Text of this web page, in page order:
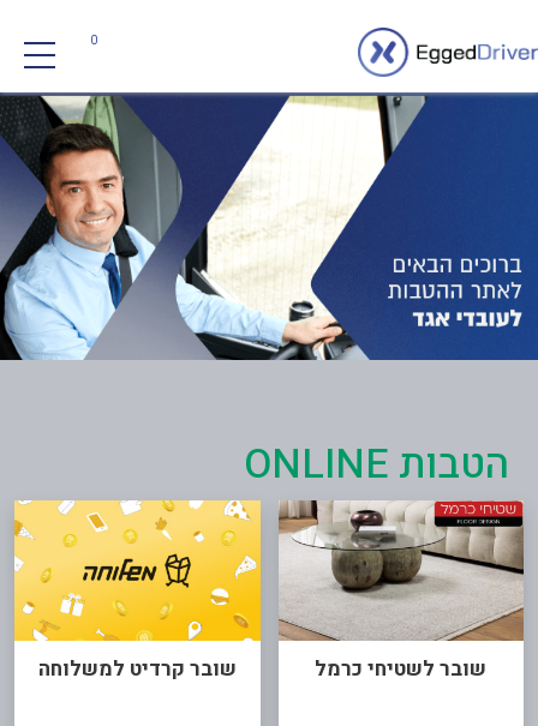
0
הטבות ONLINE
שובר לשטיחי כרמל שובר קרדיט למשלוחה